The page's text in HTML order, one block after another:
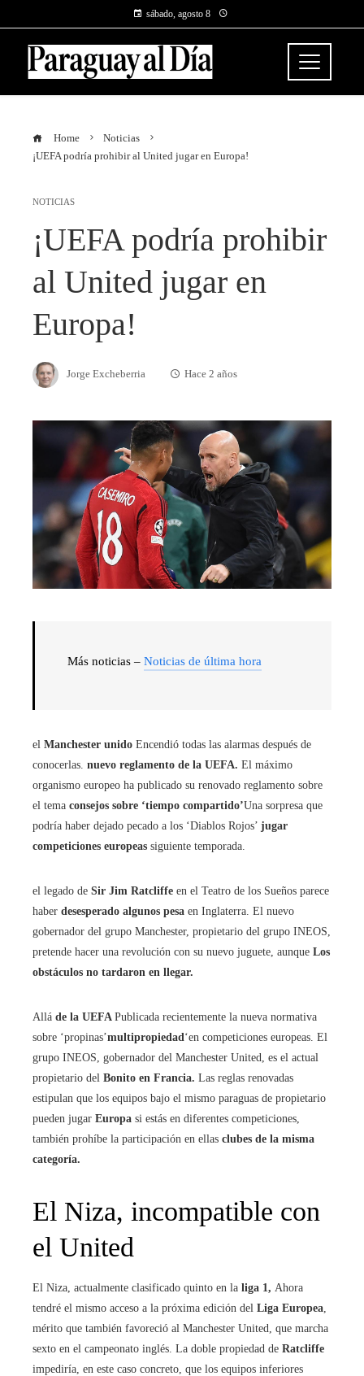
sábado, agosto 8
Home
Noticias
¡UEFA podría prohibir al United jugar en Europa!
NOTICIAS
¡UEFA podría prohibir
al United jugar en
Europa!
Jorge Excheberria Hace 2 años
Más noticias – Noticias de última hora
el Manchester unido Encendió todas las alarmas después de
conocerlas. nuevo reglamento de la UEFA. El máximo
organismo europeo ha publicado su renovado reglamento sobre
el tema consejos sobre ‘tiempo compartido’Una sorpresa que
podría haber dejado pecado a los ‘Diablos Rojos’ jugar
competiciones europeas siguiente temporada.
el legado de Sir Jim Ratcliffe en el Teatro de los Sueños parece
haber desesperado algunos pesa en Inglaterra. El nuevo
gobernador del grupo Manchester, propietario del grupo INEOS,
pretende hacer una revolución con su nuevo juguete, aunque Los
obstáculos no tardaron en llegar.
Allá de la UEFA Publicada recientemente la nueva normativa
sobre ‘propinas’multipropiedad‘en competiciones europeas. El
grupo INEOS, gobernador del Manchester United, es el actual
propietario del Bonito en Francia. Las reglas renovadas
estipulan que los equipos bajo el mismo paraguas de propietario
pueden jugar Europa si estás en diferentes competiciones,
también prohíbe la participación en ellas clubes de la misma
categoría.
El Niza, incompatible con
el United
El Niza, actualmente clasificado quinto en la liga 1, Ahora
tendré el mismo acceso a la próxima edición del Liga Europea,
mérito que también favoreció al Manchester United, que marcha
sexto en el campeonato inglés. La doble propiedad de Ratcliffe
impediría, en este caso concreto, que los equipos inferiores